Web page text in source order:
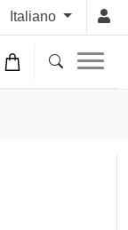
Italiano